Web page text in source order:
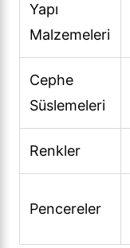
Yapı
Malzemeleri
Cephe
Süslemeleri
Renkler
Pencereler